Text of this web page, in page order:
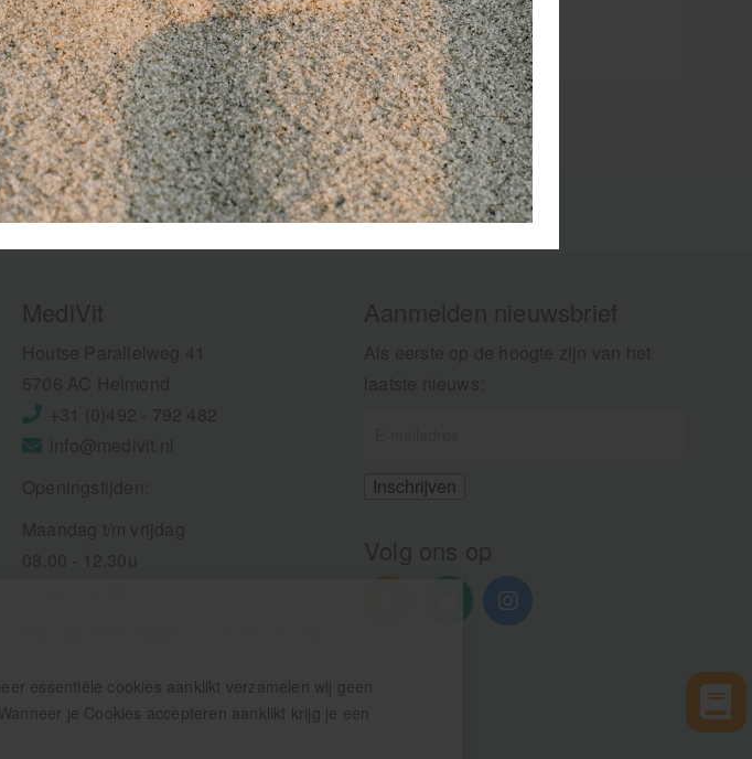
essentiële cookies aanklikt verzamelen wij geen
je Cookies accepteren aanklikt krijg je een